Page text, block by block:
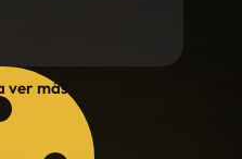
ver más